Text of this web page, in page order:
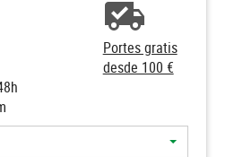
Portes gratis
desde 100 €